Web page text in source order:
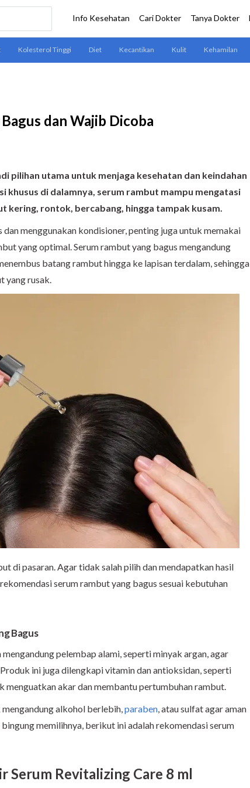
dan Wajib Dicoba
pilihan utama untuk menjaga kesehatan dan keindahan
khusus di dalamnya, serum rambut mampu mengatasi
kering, rontok, bercabang, hingga tampak kusam.
menggunakan kondisioner, penting juga untuk memakai
yang optimal. Serum rambut yang bagus mengandung
batang rambut hingga ke lapisan terdalam, sehingga
yang rusak.
di pasaran. Agar tidak salah pilih dan mendapatkan hasil
serum rambut yang bagus sesuai kebutuhan
Bagus
pelembap alami, seperti minyak argan, agar
ini juga dilengkapi vitamin dan antioksidan, seperti
menguatkan akar dan membantu pertumbuhan rambut.
alkohol berlebih,paraben, atau sulfat agar aman
memilihnya, berikut ini adalah rekomendasi serum
Serum Revitalizing Care 8 ml